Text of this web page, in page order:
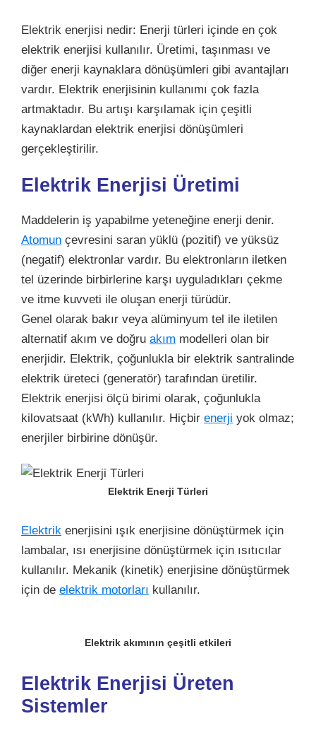
Elektrik enerjisi nedir: Enerji türleri içinde en çok
elektrik enerjisi kullanılır. Üretimi, taşınması ve
diğer enerji kaynaklara dönüşümleri gibi avantajları
vardır. Elektrik enerjisinin kullanımı çok fazla
artmaktadır. Bu artışı karşılamak için çeşitli
kaynaklardan elektrik enerjisi dönüşümleri
gerçekleştirilir.
Elektrik Enerjisi Üretimi
Maddelerin iş yapabilme yeteneğine enerji denir.
Atomun çevresini saran yüklü (pozitif) ve yüksüz
(negatif) elektronlar vardır. Bu elektronların iletken
tel üzerinde birbirlerine karşı uyguladıkları çekme
ve itme kuvveti ile oluşan enerji türüdür.
Genel olarak bakır veya alüminyum tel ile iletilen
alternatif akım ve doğru akım modelleri olan bir
enerjidir. Elektrik, çoğunlukla bir elektrik santralinde
elektrik üreteci (generatör) tarafından üretilir.
Elektrik enerjisi ölçü birimi olarak, çoğunlukla
kilovatsaat (kWh) kullanılır. Hiçbir enerji yok olmaz;
enerjiler birbirine dönüşür.
Elektrik Enerji Türleri
Elektrik enerjisini ışık enerjisine dönüştürmek için
lambalar, ısı enerjisine dönüştürmek için ısıtıcılar
kullanılır. Mekanik (kinetik) enerjisine dönüştürmek
için de elektrik motorları kullanılır.
Elektrik akımının çeşitli etkileri
Elektrik Enerjisi Üreten
Sistemler